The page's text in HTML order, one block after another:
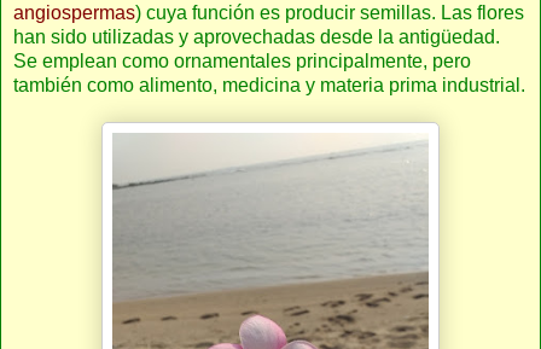
angiospermas) cuya función es producir semillas. Las flores
han sido utilizadas y aprovechadas desde la antigüedad.
Se emplean como ornamentales principalmente, pero
también como alimento, medicina y materia prima industrial.